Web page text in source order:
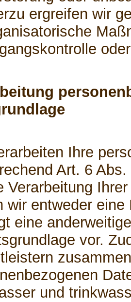
ergreifen wir
Ihre
Art. 6
Verarbeitung
wir entweder
eine
vor.
und